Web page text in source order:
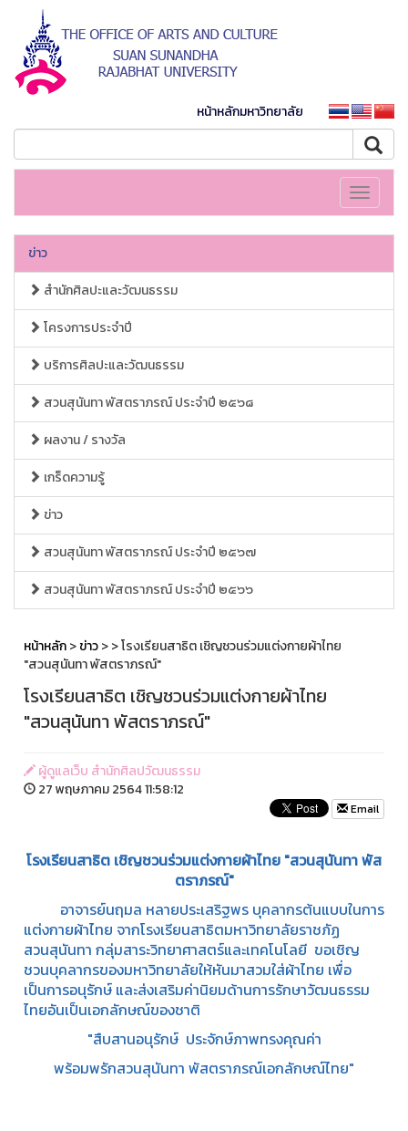
หน้าหลักมหาวิทยาลัย
Toggle
ข่าว
สำนักศิลปะและวัฒนธรรม
โครงการประจำปี
บริการศิลปะและวัฒนธรรม
สวนสุนันทา พัสตราภรณ์ ประจำปี ๒๕๖๘
ผลงาน / รางวัล
เกร็ดความรู้
ข่าว
สวนสุนันทา พัสตราภรณ์ ประจำปี ๒๕๖๗
สวนสุนันทา พัสตราภรณ์ ประจำปี ๒๕๖๖
หน้าหลัก>ข่าว>> โรงเรียนสาธิต เชิญชวนร่วมแต่งกายผ้าไทย
"สวนสุนันทา พัสตราภรณ์"
โรงเรียนสาธิต เชิญชวนร่วมแต่งกายผ้าไทย
"สวนสุนันทา พัสตราภรณ์"
ผู้ดูแลเว็บ สำนักศิลปวัฒนธรรม
27 พฤษภาคม 2564 11:58:12
Email
โรงเรียนสาธิต เชิญชวนร่วมแต่งกายผ้าไทย "สวนสุนันทา พัส
ตราภรณ์"
อาจารย์นฤมล หลายประเสริฐพร บุคลากรต้นแบบในการ
แต่งกายผ้าไทย จากโรงเรียนสาธิตมหาวิทยาลัยราชภัฏ
สวนสุนันทา กลุ่มสาระวิทยาศาสตร์และเทคโนโลยี ขอเชิญ
ชวนบุคลากรของมหาวิทยาลัยให้หันมาสวมใส่ผ้าไทย เพื่อ
เป็นการอนุรักษ์ และส่งเสริมค่านิยมด้านการรักษาวัฒนธรรม
ไทยอันเป็นเอกลักษณ์ของชาติ
"สืบสานอนุรักษ์ ประจักษ์ภาพทรงคุณค่า
พร้อมพรักสวนสุนันทา พัสตราภรณ์เอกลักษณ์ไทย"